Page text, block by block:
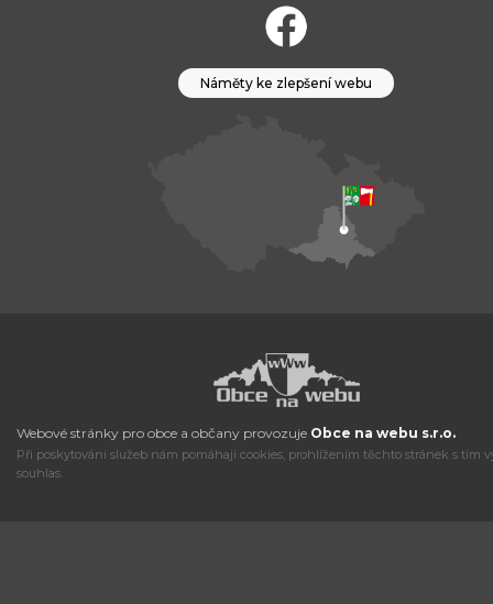
Náměty ke zlepšení webu
Webové stránky pro obce a občany provozuje Obce na webu s.r.o.
Při poskytování služeb nám pomáhají cookies, prohlížením těchto stránek s tím
souhlas.